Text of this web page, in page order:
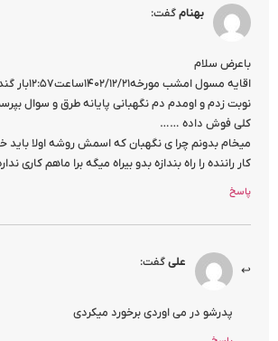
بهنامگفت:
باعرض سلام
اقایه مسول امشب
نوبت زدم و اومدم دم نگهبانی پایانه طرق و سوال
کلی فوش داده ……
میخام بدونم چرا ی نگهبان که اسمش روشه اولا باید
کار راننده را راه بندازه بدو بیراه میگه برا ماهم کاری
پاسخ
علیگفت:
پدرشو در می اوردی برخورد میکردی